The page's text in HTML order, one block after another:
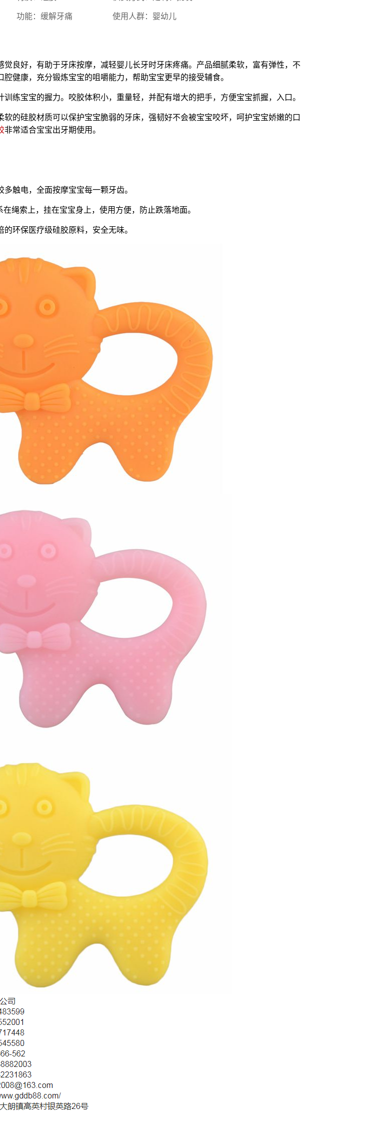
功能：缓解牙痛 使用人群：婴幼儿
觉良好，有助于牙床按摩，减轻婴儿长牙时牙床疼痛。产品细腻柔软，富有弹性，不
腔健康，充分锻炼宝宝的咀嚼能力，帮助宝宝更早的接受辅食。
训练宝宝的握力。咬胶体积小，重量轻，并配有增大的把手，方便宝宝抓握，入口。
软的硅胶材质可以保护宝宝脆弱的牙床，强韧好不会被宝宝咬坏，呵护宝宝娇嫩的口
非常适合宝宝出牙期使用。
多触电，全面按摩宝宝每一颗牙齿。
在绳索上，挂在宝宝身上，使用方便，防止跌落地面。
的环保医疗级硅胶原料，安全无味。